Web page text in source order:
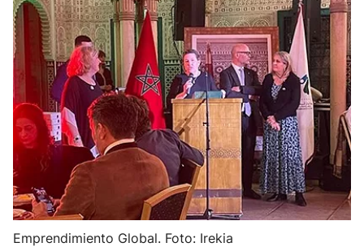
Emprendimiento Global. Foto: Irekia